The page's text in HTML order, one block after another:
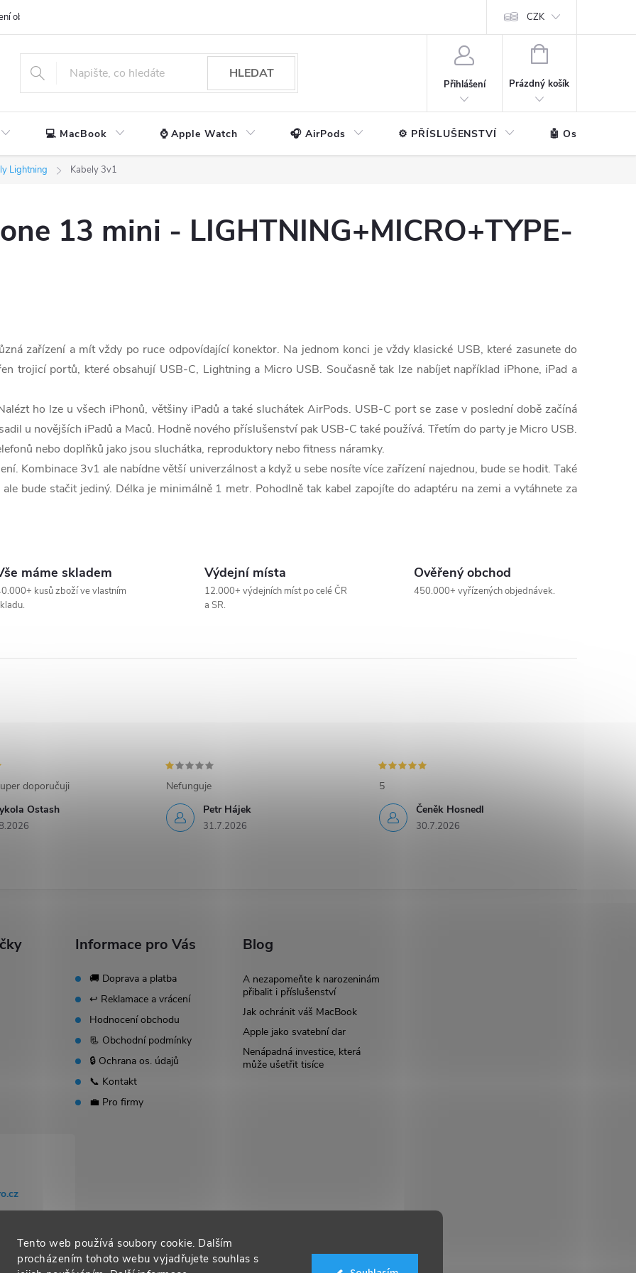
Tento web používá soubory cookie. Dalším
procházením tohoto webu vyjadřujete souhlas s
obchodu CZK
HLEDAT
Přihlášení
NÁKUPNÍ
Prázdný košík
💻 MacBook ⌚ Apple Watch 🎧 AirPods ⚙️ PŘÍSLUŠENSTVÍ 🤖 Ostatní
Lightning Kabely 3v1
13 mini - LIGHTNING+MICRO+TYPE-
zařízení a mít vždy po ruce odpovídající konektor. Na jednom konci je vždy klasické USB, které zasunete do
trojicí portů, které obsahují USB-C, Lightning a Micro USB. Současně tak lze nabíjet například iPhone, iPad a
ho lze u všech iPhonů, většiny iPadů a také sluchátek AirPods. USB-C port se zase v poslední době začíná
u novějších iPadů a Maců. Hodně nového příslušenství pak USB-C také používá. Třetím do party je Micro USB.
nebo doplňků jako jsou sluchátka, reproduktory nebo fitness náramky.
Kombinace 3v1 ale nabídne větší univerzálnost a když u sebe nosíte více zařízení najednou, bude se hodit. Také
bude stačit jediný. Délka je minimálně 1 metr. Pohodlně tak kabel zapojíte do adaptéru na zemi a vytáhnete za
máme skladem
kusů zboží ve vlastním
Výdejní místa
12.000+ výdejních míst po celé ČR
a SR.
Ověřený obchod
450.000+ vyřízených objednávek.
Ostash
doporučuji
Petr Hájek
31.7.2026
Nefunguje
Čeněk Hosnedl
30.7.2026
5
Informace pro Vás
🚚 Doprava a platba
↩️ Reklamace a vrácení
Hodnocení obchodu
📃 Obchodní podmínky
🔒 Ochrana os. údajů
📞 Kontakt
💼 Pro firmy
Blog
A nezapomeňte k narozeninám
přibalit i příslušenství
Jak ochránit váš MacBook
Apple jako svatební dar
Nenápadná investice, která
může ušetřit tisíce